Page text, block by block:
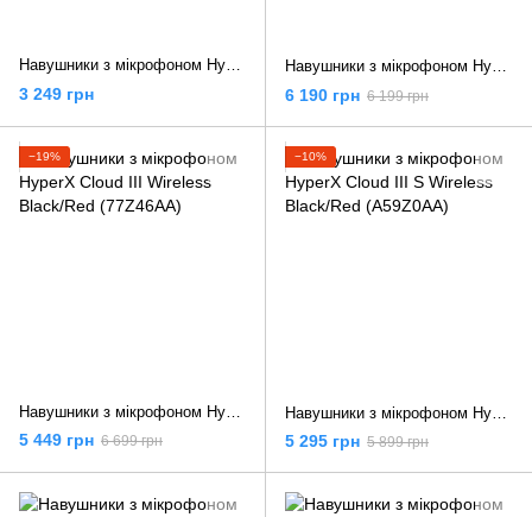
Навушники з мікрофоном HyperX Cloud III Black/Red (727A9AA)
3 249 грн
Навушники з мікрофоном HyperX Cloud Alpha Wireless Black (4P5D4AA)
6 190 грн 6 199 грн
−19%
5 449 грн 6 699 грн
−10%
5 295 грн 5 899 грн